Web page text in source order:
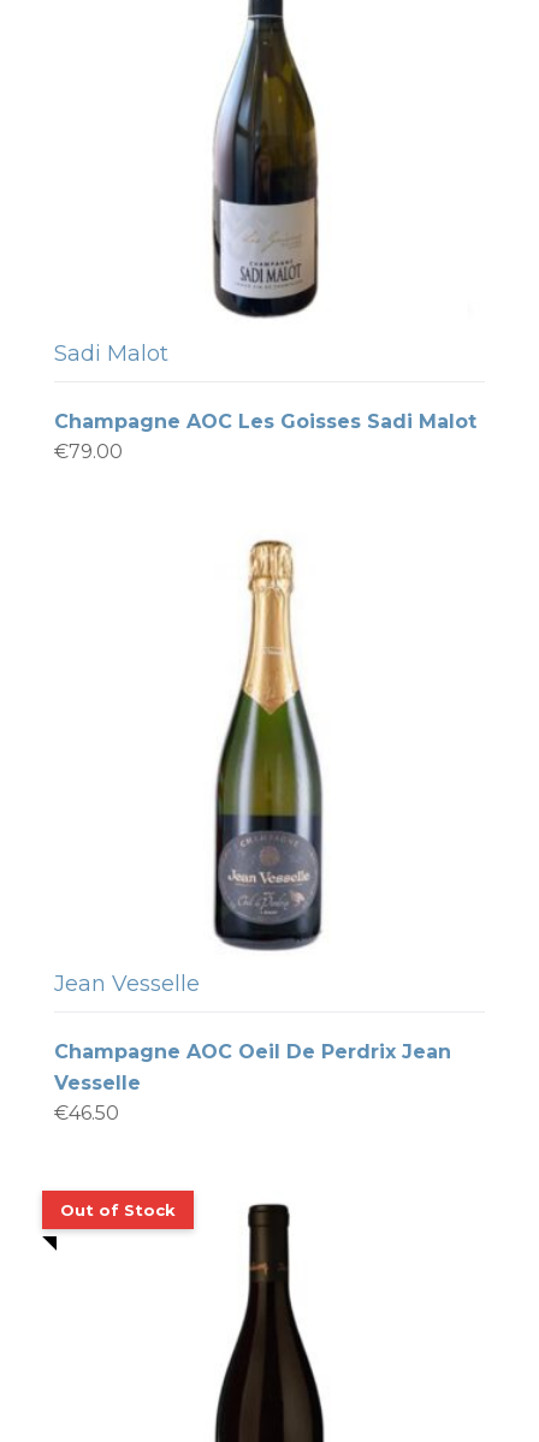
Sadi Malot
Champagne AOC Les Goisses Sadi Malot
€79.00
Jean Vesselle
Champagne AOC Oeil De Perdrix Jean
Vesselle
€46.50